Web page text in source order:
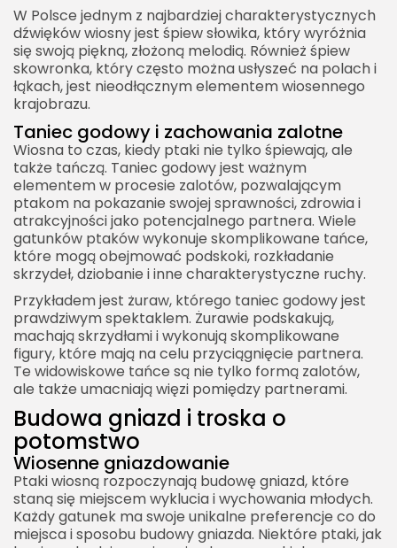
W Polsce jednym z najbardziej charakterystycznych
dźwięków wiosny jest śpiew słowika, który wyróżnia
się swoją piękną, złożoną melodią. Również śpiew
skowronka, który często można usłyszeć na polach i
łąkach, jest nieodłącznym elementem wiosennego
krajobrazu.
Taniec godowy i zachowania zalotne
Wiosna to czas, kiedy ptaki nie tylko śpiewają, ale
także tańczą. Taniec godowy jest ważnym
elementem w procesie zalotów, pozwalającym
ptakom na pokazanie swojej sprawności, zdrowia i
atrakcyjności jako potencjalnego partnera. Wiele
gatunków ptaków wykonuje skomplikowane tańce,
które mogą obejmować podskoki, rozkładanie
skrzydeł, dziobanie i inne charakterystyczne ruchy.
Przykładem jest żuraw, którego taniec godowy jest
prawdziwym spektaklem. Żurawie podskakują,
machają skrzydłami i wykonują skomplikowane
figury, które mają na celu przyciągnięcie partnera.
Te widowiskowe tańce są nie tylko formą zalotów,
ale także umacniają więzi pomiędzy partnerami.
Budowa gniazd i troska o
potomstwo
Wiosenne gniazdowanie
Ptaki wiosną rozpoczynają budowę gniazd, które
staną się miejscem wyklucia i wychowania młodych.
Każdy gatunek ma swoje unikalne preferencje co do
miejsca i sposobu budowy gniazda. Niektóre ptaki, jak